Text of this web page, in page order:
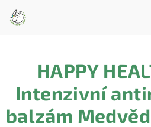
obsah
HAPPY
Intenzivní
balzám